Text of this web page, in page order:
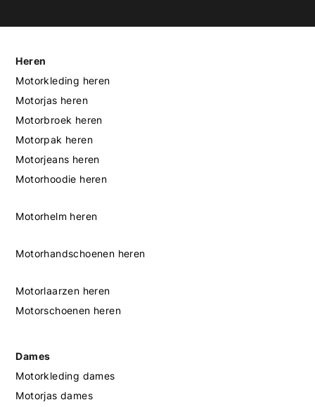
Heren
Motorkleding heren
Motorjas heren
Motorbroek heren
Motorpak heren
Motorjeans heren
Motorhoodie heren
Motorhelm heren
Motorhandschoenen heren
Motorlaarzen heren
Motorschoenen heren
Dames
Motorkleding dames
Motorjas dames